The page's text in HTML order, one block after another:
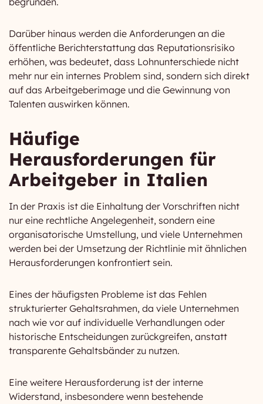
Darüber hinaus werden die Anforderungen an die
öffentliche Berichterstattung das Reputationsrisiko
erhöhen, was bedeutet, dass Lohnunterschiede nicht
mehr nur ein internes Problem sind, sondern sich direkt
auf das Arbeitgeberimage und die Gewinnung von
Talenten auswirken können.
Häufige
Herausforderungen für
Arbeitgeber in Italien
In der Praxis ist die Einhaltung der Vorschriften nicht
nur eine rechtliche Angelegenheit, sondern eine
organisatorische Umstellung, und viele Unternehmen
werden bei der Umsetzung der Richtlinie mit ähnlichen
Herausforderungen konfrontiert sein.
Eines der häufigsten Probleme ist das Fehlen
strukturierter Gehaltsrahmen, da viele Unternehmen
nach wie vor auf individuelle Verhandlungen oder
historische Entscheidungen zurückgreifen, anstatt
transparente Gehaltsbänder zu nutzen.
Eine weitere Herausforderung ist der interne
Widerstand, insbesondere wenn bestehende